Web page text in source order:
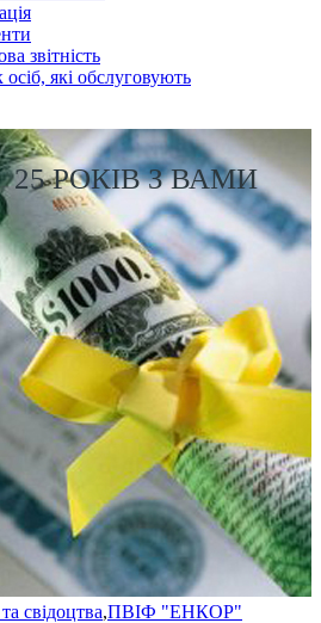
звітність
осіб, які обслуговують
25 РОКІВ З ВАМИ
свідоцтва,ПВІФ "ЕНКОР"